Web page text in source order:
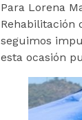
Para Lorena
Rehabilitación
seguimos
esta ocasión